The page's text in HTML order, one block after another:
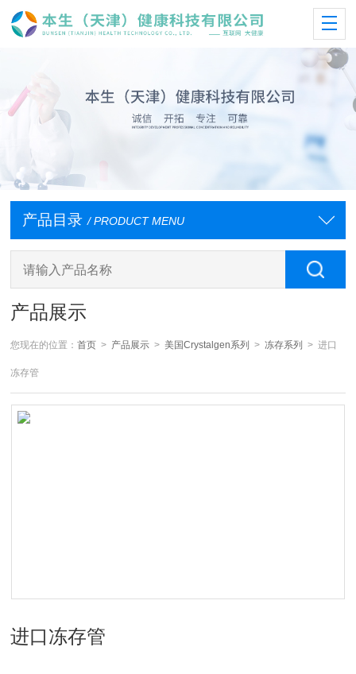
产品目录 / PRODUCT MENU
产品展示
您现在的位置：首页 > 产品展示 >美国Crystalgen系列 >冻存系列 > 进口
冻存管
进口冻存管